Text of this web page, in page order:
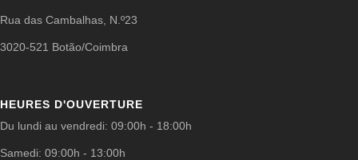
Rua das Cambalhas, N.º23
3020-521 Botão/Coimbra
HEURES D'OUVERTURE
Du lundi au vendredi: 09:00h - 18:00h
Samedi: 09:00h - 13:00h